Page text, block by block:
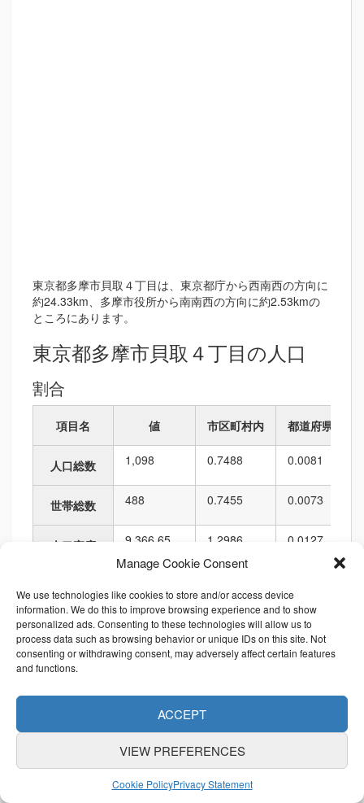
Manage Cookie Consent
We use technologies like cookies to store and/or access device
information. We do this to improve browsing experience and to show
personalized ads. Consenting to these technologies will allow us to
process data such as browsing behavior or unique IDs on this site. Not
consenting or withdrawing consent, may adversely affect certain features
and functions.
ACCEPT
VIEW PREFERENCES
Cookie PolicyPrivacy Statement
東京都多摩市貝取４丁目は、東京都庁から西南西の方向に
約24.33km、多摩市役所から南南西の方向に約2.53kmの
ところにあります。
東京都多摩市貝取４丁目の人口
割合
項目名 値 市区町村内 都道府県内
人口総数 1,098 0.7488 0.0081
世帯総数 488 0.7455 0.0073
人口密度 9,366.65 1.2986 0.0127
境界の長さ 1,407.65 0.6287 0.0097
順位
1,098 57 93
488 5893